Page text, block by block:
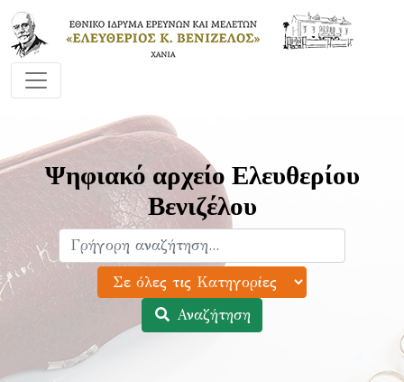
Ψηφιακό αρχείο Ελευθερίου
Βενιζέλου
Αναζήτηση